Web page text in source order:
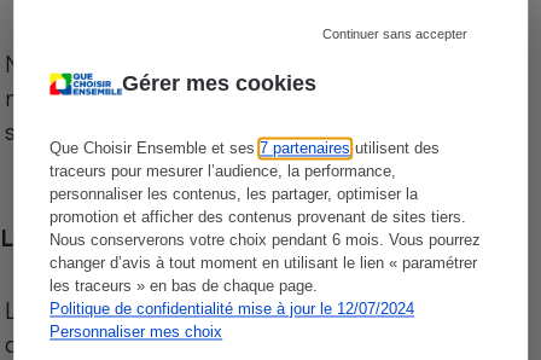
Gérer mes cookies
Que Choisir Ensemble et ses7 partenaires utilisent des
traceurs pour mesurer l’audience, la performance,
personnaliser les contenus, les partager, optimiser la
promotion et afficher des contenus provenant de sites tiers.
Nous conserverons votre choix pendant 6 mois. Vous pourrez
changer d’avis à tout moment en utilisant le lien « paramétrer
les traceurs » en bas de chaque page.
Politique de confidentialité mise à jour le 12/07/2024
Personnaliser mes choix
Continuer sans accepter
Notre comparateur de supermarchés propose le
niveau de prix des supermarchés, géolocalisés
sur le territoire français.
Les comparaisons de prix
Les comparaisons sont réalisées sur l’ensemble
des produits des magasins. Les produits de